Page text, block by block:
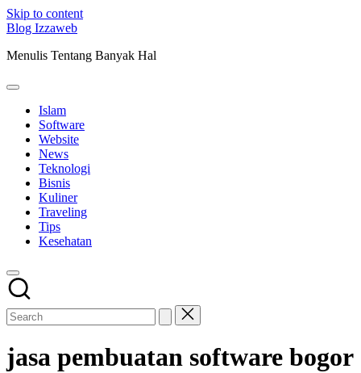
Skip to content
Blog Izzaweb
Menulis Tentang Banyak Hal
Islam
Software
Website
News
Teknologi
Bisnis
Kuliner
Traveling
Tips
Kesehatan
jasa pembuatan software bogor